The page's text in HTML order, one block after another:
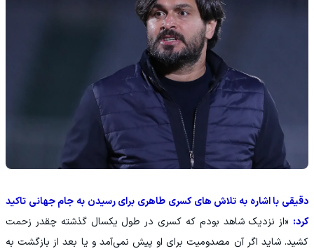
دقیقی با اشاره به تلاش های کسری طاهری برای رسیدن به جام جهانی تاکید
کرد: «از نزدیک شاهد بودم که کسری در طول یکسال گذشته چقدر زحمت
کشید. شاید اگر آن مصدومیت برای او پیش نمی‌آمد و یا بعد از بازگشت به